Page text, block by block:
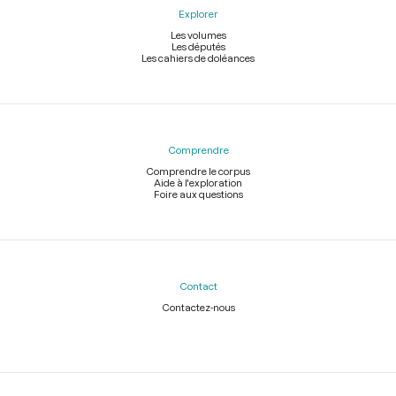
Explorer
Les volumes
Les députés
Les cahiers de doléances
Comprendre
Comprendre le corpus
Aide à l'exploration
Foire aux questions
Contact
Contactez-nous
Légal